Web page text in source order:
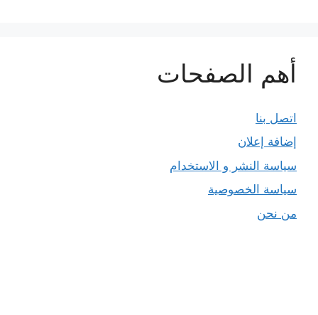
أهم الصفحات
اتصل بنا
إضافة إعلان
سياسة النشر و الاستخدام
سياسة الخصوصية
من نحن